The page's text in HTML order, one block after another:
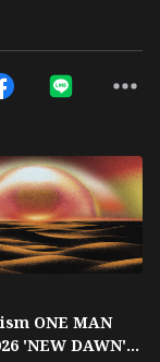
ONE MAN
'NEW DAWN'』